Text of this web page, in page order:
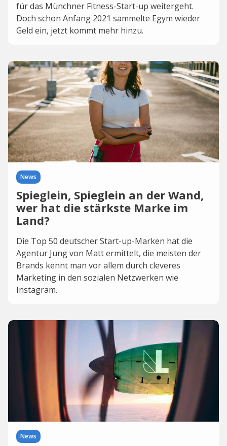
für das Münchner Fitness-Start-up weitergeht.
Doch schon Anfang 2021 sammelte Egym wieder
Geld ein, jetzt kommt mehr hinzu.
News
Spieglein, Spieglein an der Wand,
wer hat die stärkste Marke im
Land?
Die Top 50 deutscher Start-up-Marken hat die
Agentur Jung von Matt ermittelt, die meisten der
Brands kennt man vor allem durch cleveres
Marketing in den sozialen Netzwerken wie
Instagram.
News